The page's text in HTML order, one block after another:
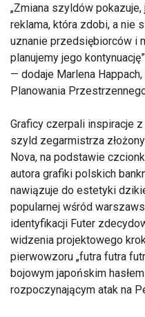
Zmiana szyldów
reklama, która zdobi, a nie
uznanie przedsiębiorców i
planujemy jego kontynuację
— dodaje Marlena
Planowania
Graficy czerpali inspiracje
szyld zegarmistrza
Nova, na podstawie
autora grafiki polskich
nawiązuje do estetyki
popularnej wśród
identyfikacji Futer
widzenia projektowego
pierwowzoru „futra futra
bojowym japońskim
rozpoczynającym atak na